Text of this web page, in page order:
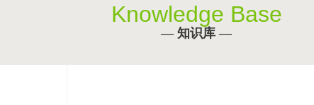
Knowledge Base
— 知识库 —